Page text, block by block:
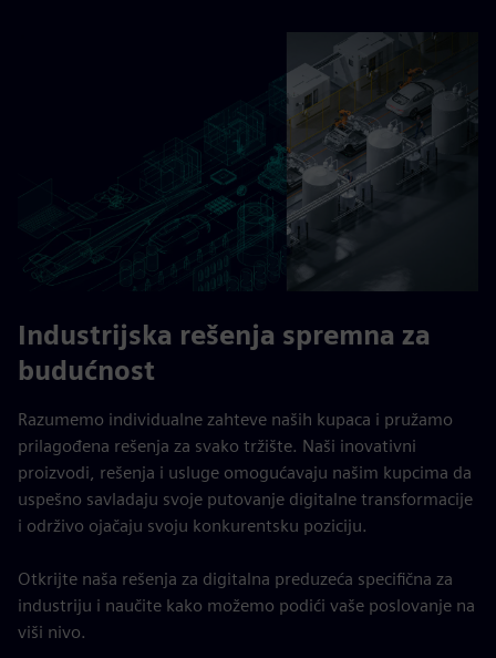
Industrijska rešenja spremna za
budućnost
Razumemo individualne zahteve naših kupaca i pružamo
prilagođena rešenja za svako tržište. Naši inovativni
proizvodi, rešenja i usluge omogućavaju našim kupcima da
uspešno savladaju svoje putovanje digitalne transformacije
i održivo ojačaju svoju konkurentsku poziciju.
Otkrijte naša rešenja za digitalna preduzeća specifična za
industriju i naučite kako možemo podići vaše poslovanje na
viši nivo.